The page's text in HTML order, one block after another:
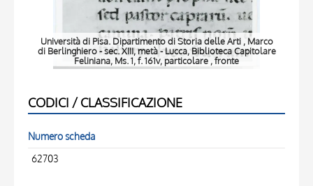
Università di Pisa. Dipartimento di Storia delle Arti , Marco
di Berlinghiero - sec. XIII, metà - Lucca, Biblioteca Capitolare
Feliniana, Ms. 1, f. 161v, particolare , fronte
CODICI / CLASSIFICAZIONE
Numero scheda
62703